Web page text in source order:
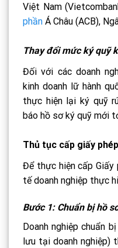
Việt Nam
phần Á Châu (ACB),
Thay đổi mức ký quỹ
Đối với các doanh
kinh doanh lữ hành
thực hiện lại ký quỹ
báo hồ sơ ký quỹ mới
Thủ tục cấp giấy
Để thực hiện cấp Giấy
tế doanh nghiệp thực
Bước 1: Chuẩn bị hồ
Doanh nghiệp chuẩn
lưu tại doanh nghiệp)